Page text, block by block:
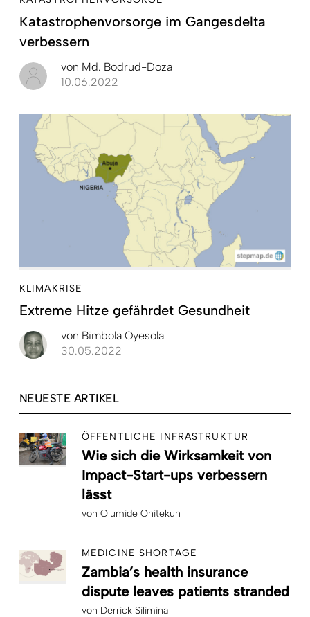
Katastrophenvorsorge im Gangesdelta
verbessern
von Md. Bodrud-Doza
10.06.2022
KLIMAKRISE
Extreme Hitze gefährdet Gesundheit
von Bimbola Oyesola
30.05.2022
NEUESTE ARTIKEL
ÖFFENTLICHE INFRASTRUKTUR
Wie sich die Wirksamkeit von
Impact-Start-ups verbessern
lässt
von Olumide Onitekun
MEDICINE SHORTAGE
Zambia’s health insurance
dispute leaves patients stranded
von Derrick Silimina